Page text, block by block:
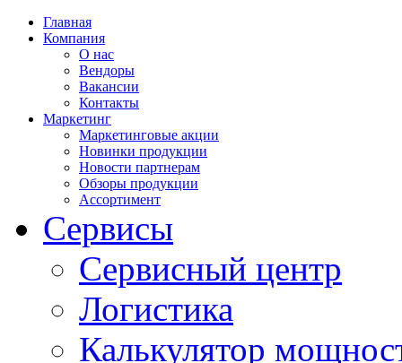
Главная
Компания
О нас
Вендоры
Вакансии
Контакты
Маркетинг
Маркетинговые акции
Новинки продукции
Новости партнерам
Обзоры продукции
Ассортимент
Сервисы
Сервисный центр
Логистика
Калькулятор